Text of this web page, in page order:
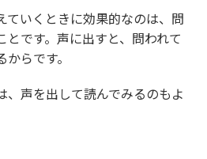
ていくときに効果的なのは、問
です。声に出すと、問われて
らです。
、声を出して読んでみるのもよ